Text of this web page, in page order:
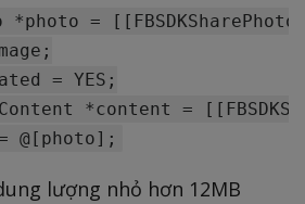
*photo =
= YES;
*content =
lượng nhỏ hơn 12MB